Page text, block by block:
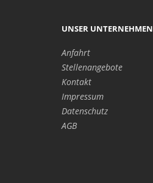
UNSER UNTERNEHMEN
Anfahrt
Stellenangebote
Kontakt
Impressum
Datenschutz
AGB